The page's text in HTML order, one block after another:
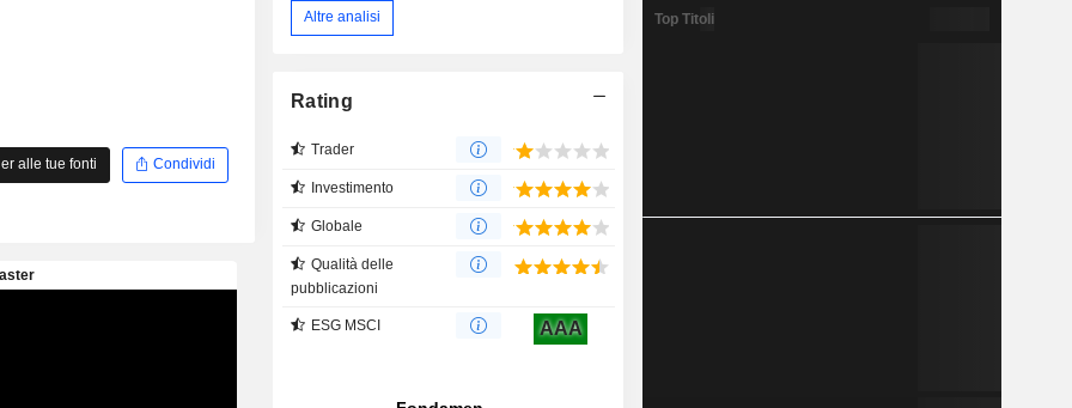
alle tue fonti Condividi
Altre analisi
Rating
Trader
Investimento
Globale
Qualità delle
pubblicazioni
ESG MSCI AAA
Top Titoli